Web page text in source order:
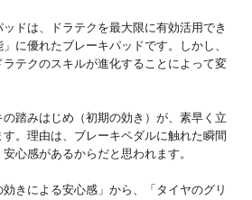
ドは、ドラテクを最大限に有効活用でき
に優れたブレーキパッドです。しかし、
テクのスキルが進化することによって変
踏みはじめ（初期の効き）が、素早く立
。理由は、ブレーキペダルに触れた瞬間
心感があるからだと思われます。
きによる安心感」から、「タイヤのグリ